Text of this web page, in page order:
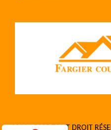
2016 - 2025 TOUT DROIT